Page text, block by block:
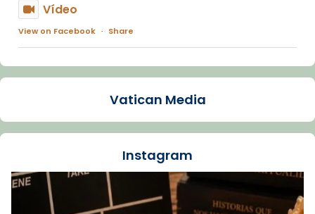
Vídeo
View on Facebook · Share
Arquebisbat de Barcelona
La Carmina va patir depressió. Fa gairebé
dos mesos, a l'Estadi Lluís Companys, la
Recupera l'entrevista comp
Vatican
tican News 👇
Vatican Media
Instagram